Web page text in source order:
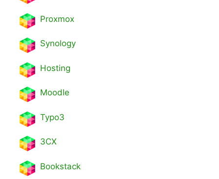
Proxmox
Synology
Hosting
Moodle
Typo3
3CX
Bookstack